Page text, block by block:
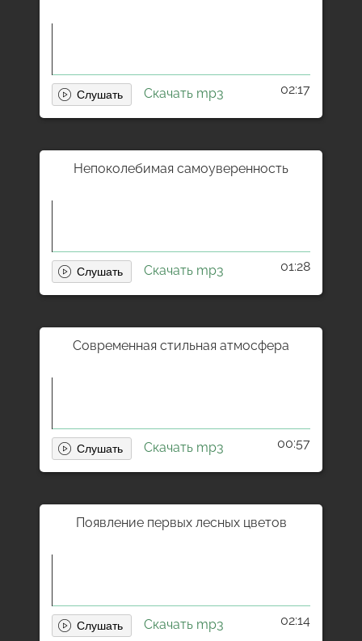
Скачать mp3 02:17
Непоколебимая самоуверенность
Скачать mp3 01:28
Современная стильная атмосфера
Скачать mp3 00:57
Появление первых лесных цветов
Скачать mp3 02:14